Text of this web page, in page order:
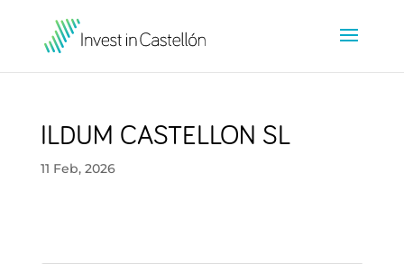
ILDUM CASTELLON SL
11 Feb, 2026